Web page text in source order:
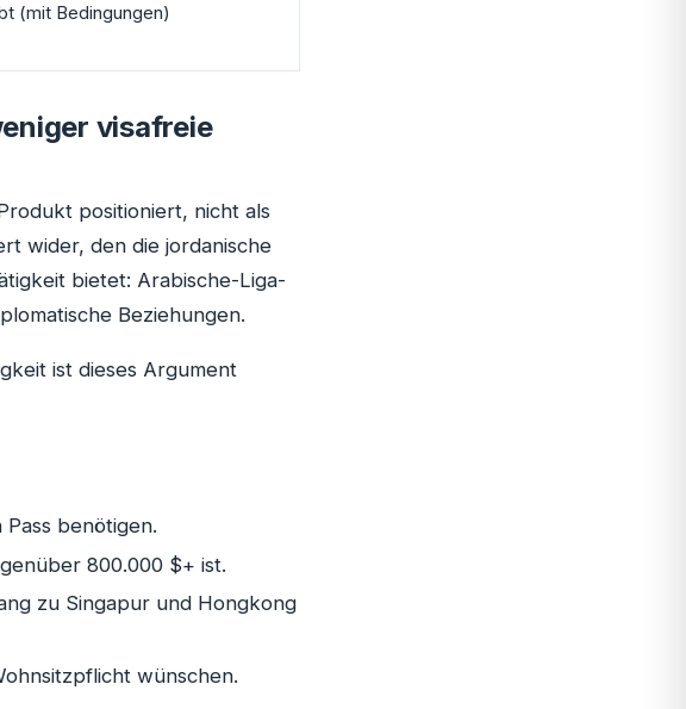
(mit Bedingungen)
visafreie
positioniert, nicht als
wider, den die jordanische
bietet: Arabische-Liga-
Beziehungen.
ist dieses Argument
benötigen.
800.000 $+ ist.
zu Singapur und Hongkong
wünschen.